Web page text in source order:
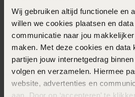
Wij gebruiken altijd functionele en
willen we cookies plaatsen en
communicatie naar jou
maken. Met deze cookies en data
partijen jouw internetgedrag
volgen en verzamelen. Hiermee
website, advertenties en
aan. Door op ‘accepteren’ te